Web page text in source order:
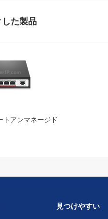
た製品
トアンマネージド
見つけやすい